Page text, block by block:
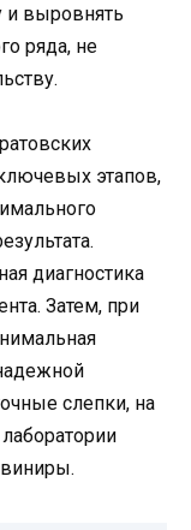
и выровнять
ряда, не
этапов,
диагностика
Затем, при
слепки, на